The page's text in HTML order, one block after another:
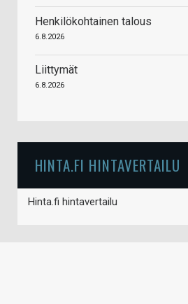
Henkilökohtainen talous
6.8.2026
Liittymät
6.8.2026
HINTA.FI HINTAVERTAILU
Hinta.fi hintavertailu